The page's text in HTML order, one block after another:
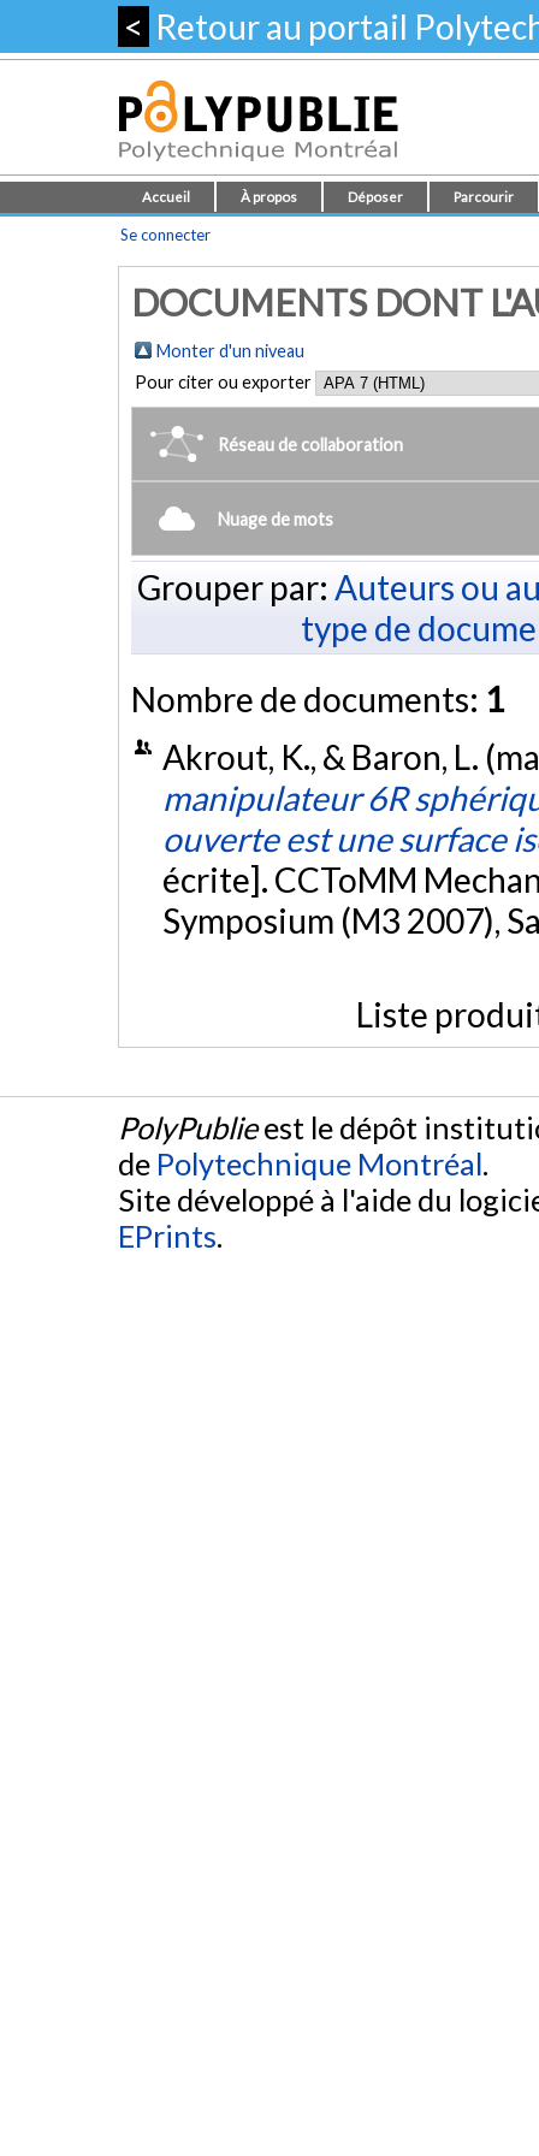
< Retour au portail
Accueil À propos Déposer Parcourir
Se connecter
DOCUMENTS DONT
Monter d'un niveau
Pour citer ou exporter
Réseau de collaboration
Nuage de mots
Grouper par: Auteurs ou
type de
Nombre de documents: 1
Akrout, K., & Baron, L.
manipulateur 6R
ouverte est une surface
écrite]. CCToMM
Symposium (M3 2007),
Liste
PolyPublieest le dépôt
de Polytechnique Montréal.
Site développé à l'aide du
EPrints.